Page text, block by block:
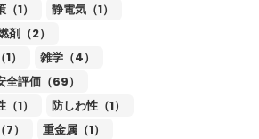
1）
静電気（1）
剤（2）
）
雑学（4）
全評価（69）
1）
防しわ性（1）
）
重金属（1）